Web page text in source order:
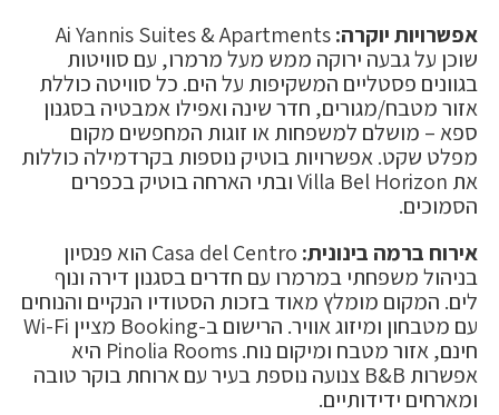
אפשרויות יוקרה:Ai Yannis Suites & Apartments
שוכן על גבעה ירוקה ממש מעל מרמרו, עם סוויטות
בגוונים פסטליים המשקיפות על הים. כל סוויטה כוללת
אזור מטבח/מגורים, חדר שינה ואפילו אמבטיה בסגנון
ספא – מושלם למשפחות או זוגות המחפשים מקום
מפלט שקט. אפשרויות בוטיק נוספות בקרדמילה כוללות
את Villa Bel Horizon ובתי הארחה בוטיק בכפרים
הסמוכים.
אירוח ברמה בינונית:
Casa del Centro הוא פנסיון
בניהול משפחתי במרמרו עם חדרים בסגנון דירה ונוף
לים. המקום מומלץ מאוד בזכות הסטודיו הנקיים והנוחים
עם מטבחון ומיזוג אוויר. הרישום ב-Booking מציין Wi-Fi
חינם, אזור מטבח ומיקום נוח. Pinolia Rooms היא
אפשרות B&B צנועה נוספת בעיר עם ארוחת בוקר טובה
ומארחים ידידותיים.